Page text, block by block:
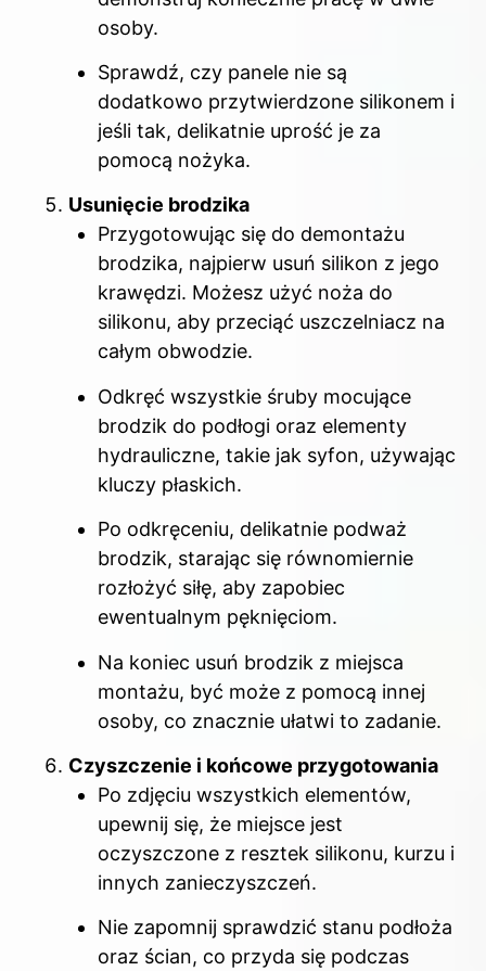
osoby.
Sprawdź, czy panele nie są
dodatkowo przytwierdzone silikonem i
jeśli tak, delikatnie uprość je za
pomocą nożyka.
Usunięcie brodzika
Przygotowując się do demontażu
brodzika, najpierw usuń silikon z jego
krawędzi. Możesz użyć noża do
silikonu, aby przeciąć uszczelniacz na
całym obwodzie.
Odkręć wszystkie śruby mocujące
brodzik do podłogi oraz elementy
hydrauliczne, takie jak syfon, używając
kluczy płaskich.
Po odkręceniu, delikatnie podważ
brodzik, starając się równomiernie
rozłożyć siłę, aby zapobiec
ewentualnym pęknięciom.
Na koniec usuń brodzik z miejsca
montażu, być może z pomocą innej
osoby, co znacznie ułatwi to zadanie.
Czyszczenie i końcowe przygotowania
Po zdjęciu wszystkich elementów,
upewnij się, że miejsce jest
oczyszczone z resztek silikonu, kurzu i
innych zanieczyszczeń.
Nie zapomnij sprawdzić stanu podłoża
oraz ścian, co przyda się podczas